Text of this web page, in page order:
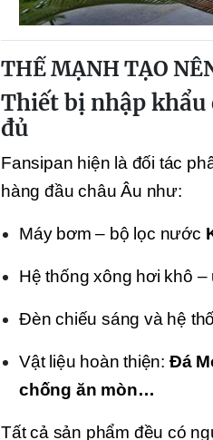
THẾ MẠNH TẠO
Thiết bị nhập khẩu
đủ
Fansipan hiện là đối tác
hàng đầu châu Âu như:
Máy bơm – bộ lọc nước
Hệ thống xông hơi khô –
Đèn chiếu sáng và hệ
Vật liệu hoàn thiện: Đá
chống ăn mòn…
Tất cả sản phẩm đều có